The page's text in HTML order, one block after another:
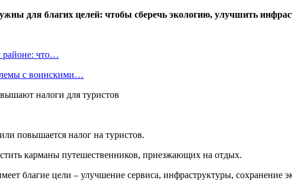
для благих целей: чтобы сберечь экологию, улучшить
районе: что…
с воинскими…
повышается налог на туристов.
карманы путешественников, приезжающих на отдых.
благие цели – улучшение сервиса, инфраструктуры, сохранение